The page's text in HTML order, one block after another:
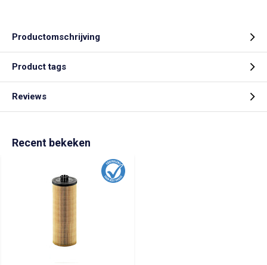
Productomschrijving
Product tags
Reviews
Recent bekeken